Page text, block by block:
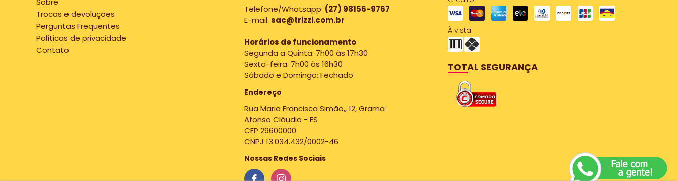
Trocas e devoluções
Perguntas Frequentes
Políticas de privacidade
Contato
Telefone/Whatsapp: (27) 98156-9767
E-mail: sac@trizzi.com.br
Horários de funcionamento
Segunda a Quinta: 7h00 às 17h30
Sexta-feira: 7h00 às 16h30
Sábado e Domingo: Fechado
Endereço
Rua Maria Francisca Simão,, 12, Grama
Afonso Cláudio - ES
CEP 29600000
CNPJ 13.034.432/0002-46
Nossas Redes Sociais
À vista
TOTAL SEGURANÇA